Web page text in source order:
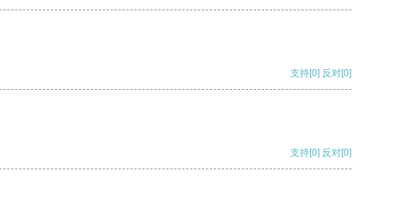
支持[0] 反对[0]
支持[0] 反对[0]